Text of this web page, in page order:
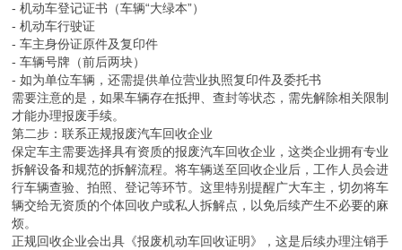
- 机动车登记证书（车辆“大绿本”）
- 机动车行驶证
- 车主身份证原件及复印件
- 车辆号牌（前后两块）
- 如为单位车辆，还需提供单位营业执照复印件及委托书
需要注意的是，如果车辆存在抵押、查封等状态，需先解除相关限制
才能办理报废手续。
第二步：联系正规报废汽车回收企业
保定车主需要选择具有资质的报废汽车回收企业，这类企业拥有专业
拆解设备和规范的拆解流程。将车辆送至回收企业后，工作人员会进
行车辆查验、拍照、登记等环节。这里特别提醒广大车主，切勿将车
辆交给无资质的个体回收户或私人拆解点，以免后续产生不必要的麻
烦。
正规回收企业会出具《报废机动车回收证明》，这是后续办理注销手